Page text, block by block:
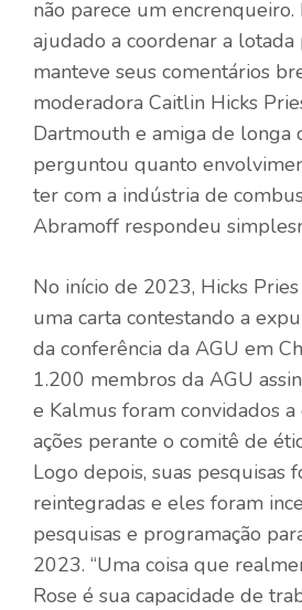
não parece um encrenqueiro.
ajudado a coordenar a
manteve seus comentários
moderadora Caitlin Hicks
Dartmouth e amiga de longa
perguntou quanto
ter com a indústria de
Abramoff respondeu
No início de 2023, Hicks
uma carta contestando a
da conferência da AGU em
1.200 membros da AGU
e Kalmus foram convidados
ações perante o comitê de
Logo depois, suas pesquisas
reintegradas e eles foram
pesquisas e programação
2023. “Uma coisa que
Rose é sua capacidade de